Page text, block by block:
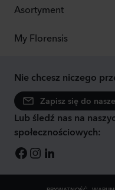
Asortyment
My Florensis
Nie chcesz niczego
Zapisz się do
Lub śledź nas na
społecznościowych: